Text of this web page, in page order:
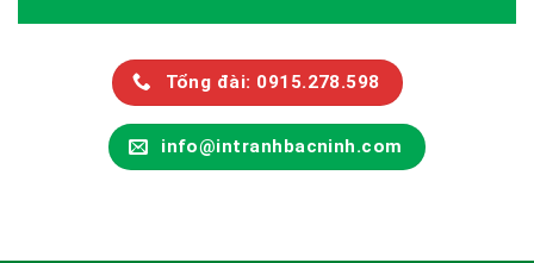
Tổng đài: 0915.278.598
info@intranhbacninh.com